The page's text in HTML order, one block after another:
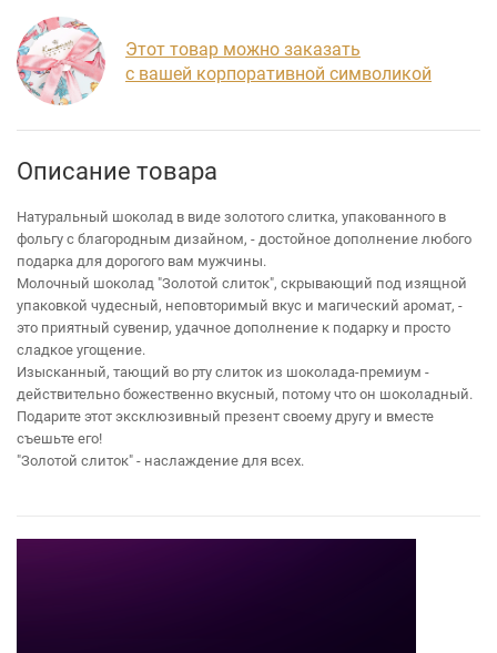
Этот товар можно заказать
с вашей корпоративной символикой
Описание товара
Натуральный шоколад в виде золотого слитка, упакованного в
фольгу с благородным дизайном, - достойное дополнение любого
подарка для дорогого вам мужчины.
Молочный шоколад "Золотой слиток", скрывающий под изящной
упаковкой чудесный, неповторимый вкус и магический аромат, -
это приятный сувенир, удачное дополнение к подарку и просто
сладкое угощение.
Изысканный, тающий во рту слиток из шоколада-премиум -
действительно божественно вкусный, потому что он шоколадный.
Подарите этот эксклюзивный презент своему другу и вместе
съешьте его!
"Золотой слиток" - наслаждение для всех.